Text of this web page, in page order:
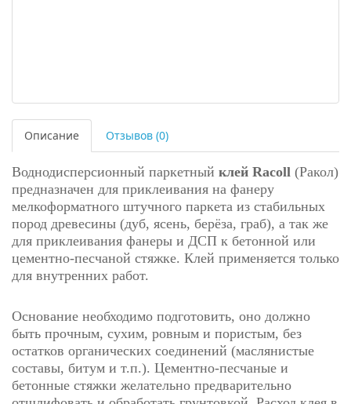
Описание Отзывов (0)
Воднодисперсионный паркетный клей Racoll (Ракол)
предназначен для приклеивания на фанеру
мелкоформатного штучного паркета из стабильных
пород древесины (дуб, ясень, берёза, граб), а так же
для приклеивания фанеры и ДСП к бетонной или
цементно-песчаной стяжке. Клей применяется только
для внутренних работ.
Основание необходимо подготовить, оно должно
быть прочным, сухим, ровным и пористым, без
остатков органических соединений (маслянистые
составы, битум и т.п.). Цементно-песчаные и
бетонные стяжки желательно предварительно